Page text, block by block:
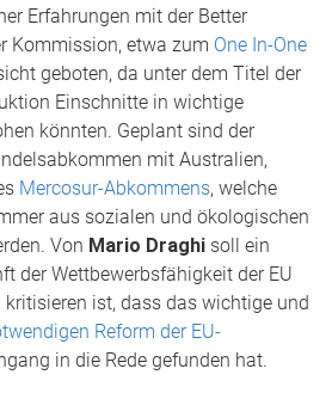
Erfahrungen mit der Better
Kommission, etwa zum One In-One
geboten, da unter dem Titel der
Einschnitte in wichtige
könnten. Geplant sind der
mit Australien,
Mercosur-Abkommens, welche
aus sozialen und ökologischen
Von Mario Draghi soll ein
der Wettbewerbsfähigkeit der EU
kritisieren ist, dass das wichtige und
Reform der EU-
in die Rede gefunden hat.